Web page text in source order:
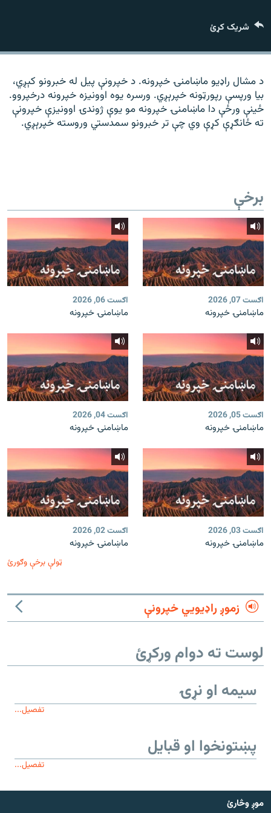
موږ وڅارئ
د ازادې اروپا راډیو ټولې ووبپاڼې
شریک کړئ
د مشال راډیو ماښامنۍ خپرونه. د خپرونې پیل له خبرونو کېږي،
بیا ورپسې رپورټونه خپرېږي. ورسره یوه اوونیزه خپرونه درخپروو.
ځینې ورځې دا ماښامنۍ خپرونه مو یوې ژوندۍ اوونیزې خپرونې
ته ځانګړې کړې وي چې تر خبرونو سمدستي وروسته خپرېږي.
برخې
اګست 07, 2026
ماښامنۍ خپرونه
اګست 06, 2026
ماښامنۍ خپرونه
اګست 05, 2026
ماښامنۍ خپرونه
اګست 04, 2026
ماښامنۍ خپرونه
اګست 03, 2026
ماښامنۍ خپرونه
اګست 02, 2026
ماښامنۍ خپرونه
ټولې برخې وګورئ
زموږ راډیويي خپرونې
لوست ته دوام ورکړئ
سیمه او نړۍ
تفصیل...
پښتونخوا او قبایل
تفصیل...
موږ وڅارئ